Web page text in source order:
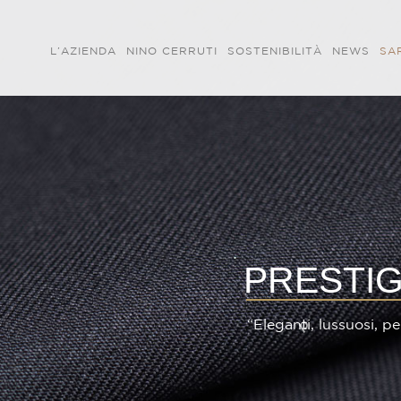
L’AZIENDA NINO CERRUTI SOSTENIBILITÀ NEWS
“Eleganti, lussuosi, pe